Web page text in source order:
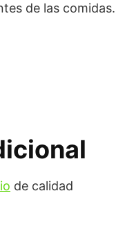
de las comidas.
de calidad